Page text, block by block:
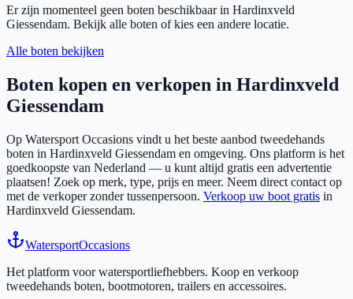
Er zijn momenteel geen boten beschikbaar in Hardinxveld
Giessendam. Bekijk alle boten of kies een andere locatie.
Alle boten bekijken
Boten kopen en verkopen in Hardinxveld
Giessendam
Op Watersport Occasions vindt u het beste aanbod tweedehands
boten in Hardinxveld Giessendam en omgeving. Ons platform is het
goedkoopste van Nederland — u kunt altijd gratis een advertentie
plaatsen! Zoek op merk, type, prijs en meer. Neem direct contact op
met de verkoper zonder tussenpersoon. Verkoop uw boot gratis in
Hardinxveld Giessendam.
WatersportOccasions
Het platform voor watersportliefhebbers. Koop en verkoop
tweedehands boten, bootmotoren, trailers en accessoires.